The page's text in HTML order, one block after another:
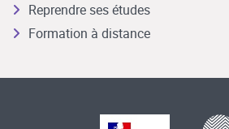
Reprendre ses études
Formation à distance